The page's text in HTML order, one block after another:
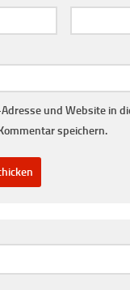
und Website in
speichern.